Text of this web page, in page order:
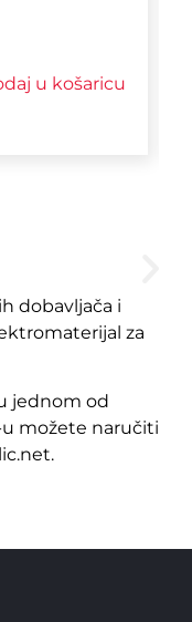
u košaricu
dobavljača i
za
jednom od
u možete naručiti